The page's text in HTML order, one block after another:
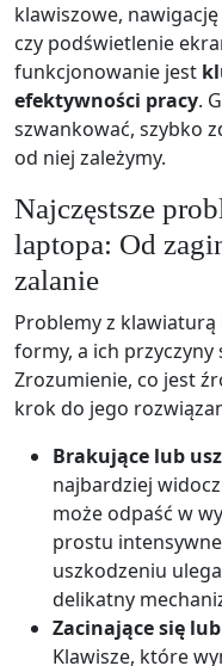
klawiszowe,
czy podświetlenie
funkcjonowanie jest
efektywności pracy.
szwankować, szybko
od niej zależymy.
Najczęstsze
laptopa: Od
zalanie
Problemy z
formy, a ich
Zrozumienie, co jest
krok do jego
Brakujące lub
najbardziej
może odpaść w
prostu
uszkodzeniu
delikatny
Zacinające się
Klawisze, które